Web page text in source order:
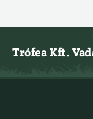
Trófea Kft.